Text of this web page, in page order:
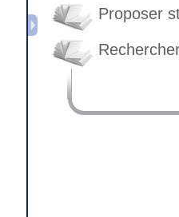
Proposer